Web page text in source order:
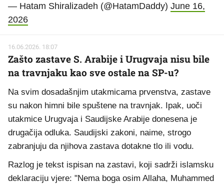
— Hatam Shiralizadeh (@HatamDaddy) June 16,
2026
16.06.2026. 18:07
Zašto zastave S. Arabije i Urugvaja nisu bile
na travnjaku kao sve ostale na SP-u?
Na svim dosadašnjim utakmicama prvenstva, zastave
su nakon himni bile spuštene na travnjak. Ipak, uoči
utakmice Urugvaja i Saudijske Arabije donesena je
drugačija odluka. Saudijski zakoni, naime, strogo
zabranjuju da njihova zastava dotakne tlo ili vodu.
Razlog je tekst ispisan na zastavi, koji sadrži islamsku
deklaraciju vjere: "Nema boga osim Allaha, Muhammed